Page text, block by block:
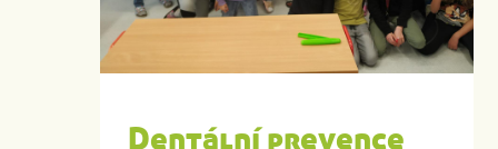
Dentální prevence